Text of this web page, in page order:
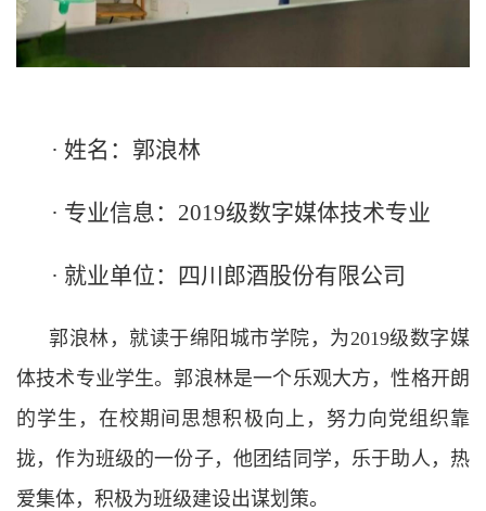
· 姓名：郭浪林
· 专业信息：2019级数字媒体技术专业
· 就业单位：四川郎酒股份有限公司
郭浪林，就读于绵阳城市学院，为2019级数字媒
体技术专业学生。郭浪林是一个乐观大方，性格开朗
的学生，在校期间思想积极向上，努力向党组织靠
拢，作为班级的一份子，他团结同学，乐于助人，热
爱集体，积极为班级建设出谋划策。